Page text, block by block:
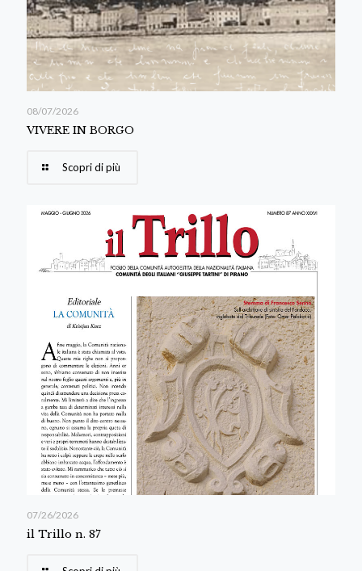
08/07/2026
VIVERE IN BORGO
Scopri di più
07/26/2026
il Trillo n. 87